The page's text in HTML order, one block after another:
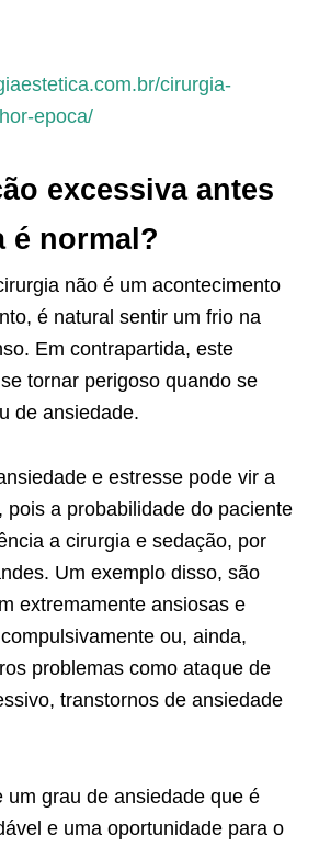
cirurgia-
epoca/
excessiva antes
é normal?
não é um acontecimento
é natural sentir um frio na
Em contrapartida, este
tornar perigoso quando se
de ansiedade.
e estresse pode vir a
pois a probabilidade do paciente
a cirurgia e sedação, por
Um exemplo disso, são
extremamente ansiosas e
ou, ainda,
problemas como ataque de
transtornos de ansiedade
um grau de ansiedade que é
e uma oportunidade para o